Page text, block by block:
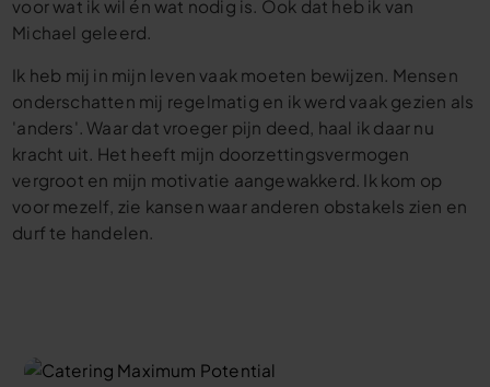
voor wat ik wil én wat nodig is. Ook dat heb ik van
Michael geleerd.
Ik heb mij in mijn leven vaak moeten bewijzen. Mensen
onderschatten mij regelmatig en ik werd vaak gezien als
'anders'. Waar dat vroeger pijn deed, haal ik daar nu
kracht uit. Het heeft mijn doorzettingsvermogen
vergroot en mijn motivatie aangewakkerd. Ik kom op
voor mezelf, zie kansen waar anderen obstakels zien en
durf te handelen.